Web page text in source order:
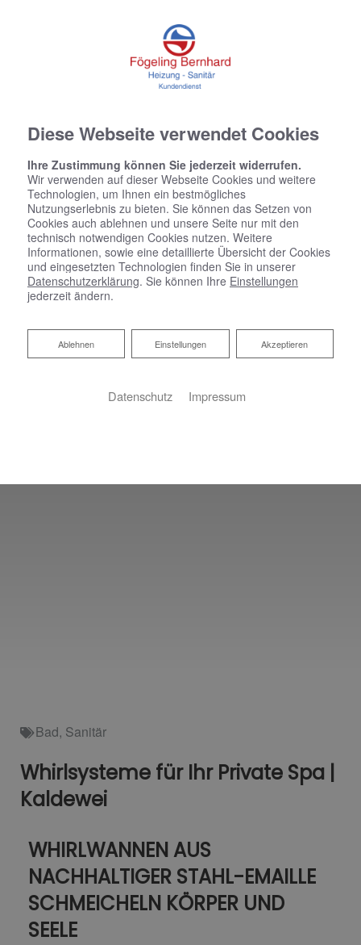
Bad, Sanitär
Whirlsysteme für Ihr Private Spa |
Kaldewei
WHIRLWANNEN AUS
NACHHALTIGER STAHL-EMAILLE
SCHMEICHELN KÖRPER UND
SEELE
Diese Webseite verwendet Cookies
Ihre Zustimmung können Sie jederzeit widerrufen.
Wir verwenden auf dieser Webseite Cookies und weitere
Technologien, um Ihnen ein bestmögliches
Nutzungserlebnis zu bieten. Sie können das Setzen von
Cookies auch ablehnen und unsere Seite nur mit den
technisch notwendigen Cookies nutzen. Weitere
Informationen, sowie eine detaillierte Übersicht der Cookies
und eingesetzten Technologien finden Sie in unserer
Datenschutzerklärung. Sie können Ihre Einstellungen
jederzeit ändern.
Akzeptieren
Einstellungen
Ablehnen
Ablehnen
Datenschutz Impressum